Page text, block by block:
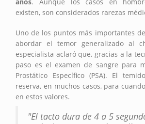
existen, son considerados rarezas
Uno de los puntos más importantes
abordar el temor generalizado al
especialista aclaró que, gracias a la
paso es el examen de sangre para
Prostático Específico (PSA). El
reserva, en muchos casos, para
en estos valores.
"El tacto dura de 4 a 5